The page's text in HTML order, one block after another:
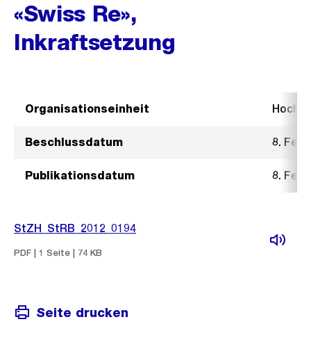
«Swiss Re»,
Inkraftsetzung
Organisationseinheit
Beschlussdatum 8.
Publikationsdatum 8.
StZH_StRB_2012_0194
PDF | 1 Seite | 74 KB
Seite drucken